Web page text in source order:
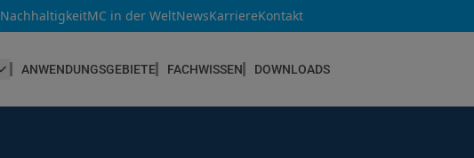
NachhaltigkeitMC in der WeltNewsKarriereKontakt
ANWENDUNGSGEBIETE FACHWISSEN DOWNLOADS